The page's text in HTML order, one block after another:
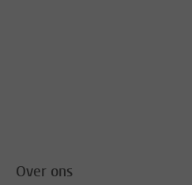
Over ons